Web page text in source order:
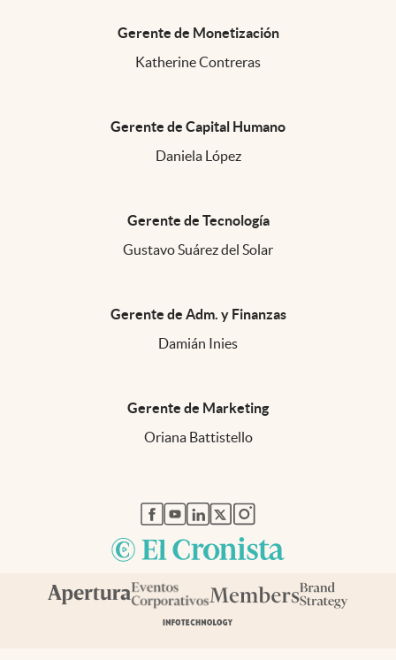
Gerente de Monetización
Katherine Contreras
Gerente de Capital Humano
Daniela López
Gerente de Tecnología
Gustavo Suárez del Solar
Gerente de Adm. y Finanzas
Damián Inies
Gerente de Marketing
Oriana Battistello
abre en nueva pestaña
abre en nueva pestaña
abre en nueva pestaña
abre en nueva pestaña
abre en nueva pestaña